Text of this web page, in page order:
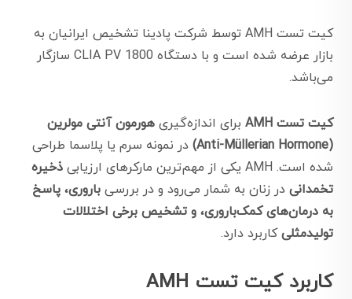
کیت تست AMH توسط شرکت پادینا تشخیص ایرانیان به
بازار عرضه شده است و با دستگاه CLIA PV 1800 سازگار
می‌باشد.
کیت تست AMH برای اندازه‌گیری هورمون آنتی‌ مولرین
(Anti-Müllerian Hormone)
در نمونه سرم یا پلاسما طراحی
شده است. AMH یکی از مهم‌ترین مارکرهای ارزیابی
ذخیره
تخمدانی در زنان به شمار می‌رود و در بررسی باروری، پاسخ
به درمان‌های کمک‌باروری، و تشخیص برخی اختلالات
تولیدمثلیکاربرد دارد.
کاربرد کیت تست AMH